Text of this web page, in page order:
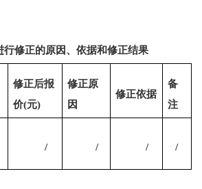
行修正的原因、依据和修正结果
修正后报
价(元)
修正原
因
修正依据
备
注
/ / / /